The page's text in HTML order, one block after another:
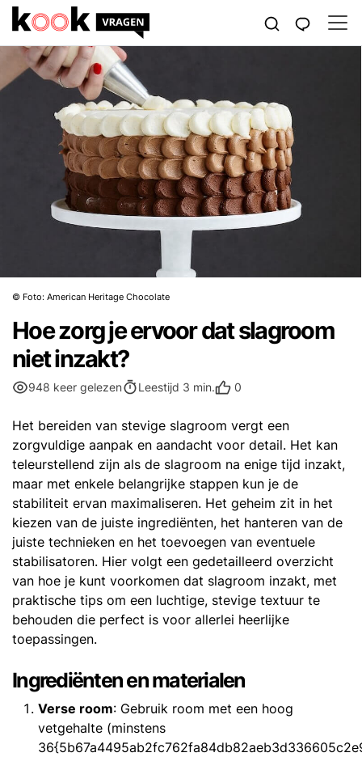
© Foto: American Heritage Chocolate
Hoe zorg je ervoor dat slagroom
niet inzakt?
948 keer gelezen Leestijd 3 min. 0
Het bereiden van stevige slagroom vergt een
zorgvuldige aanpak en aandacht voor detail. Het kan
teleurstellend zijn als de slagroom na enige tijd inzakt,
maar met enkele belangrijke stappen kun je de
stabiliteit ervan maximaliseren. Het geheim zit in het
kiezen van de juiste ingrediënten, het hanteren van de
juiste technieken en het toevoegen van eventuele
stabilisatoren. Hier volgt een gedetailleerd overzicht
van hoe je kunt voorkomen dat slagroom inzakt, met
praktische tips om een luchtige, stevige textuur te
behouden die perfect is voor allerlei heerlijke
toepassingen.
Ingrediënten en materialen
Verse room: Gebruik room met een hoog
vetgehalte (minstens